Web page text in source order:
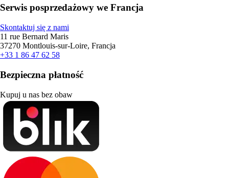
Serwis posprzedażowy we Francja
Skontaktuj się z nami
11 rue Bernard Maris
37270 Montlouis-sur-Loire, Francja
+33 1 86 47 62 58
Bezpieczna płatność
Kupuj u nas bez obaw